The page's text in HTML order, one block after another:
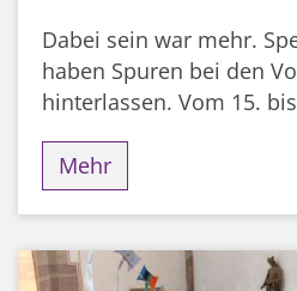
Dabei sein war mehr.
haben Spuren bei den
hinterlassen. Vom 15.
Mehr